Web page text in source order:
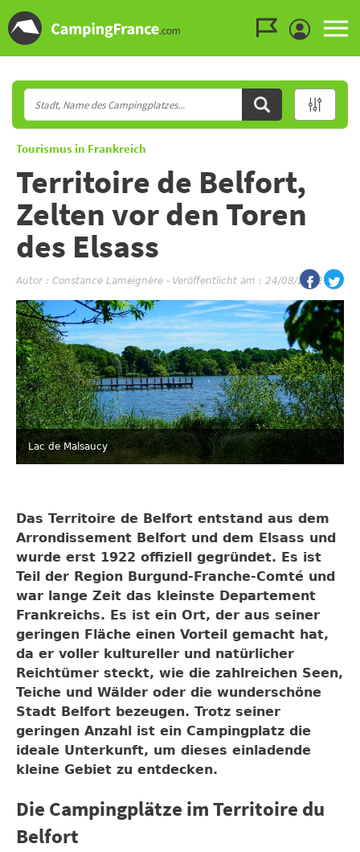
Tourismus in Frankreich
Territoire de Belfort,
Zelten vor den Toren
des Elsass
Autor : Constance Lameignère - Veröffentlicht am : 24/08/2022
Lac de Malsaucy
Das Territoire de Belfort entstand aus dem
Arrondissement Belfort und dem Elsass und
wurde erst 1922 offiziell gegründet. Es ist
Teil der Region Burgund-Franche-Comté und
war lange Zeit das kleinste Departement
Frankreichs. Es ist ein Ort, der aus seiner
geringen Fläche einen Vorteil gemacht hat,
da er voller kultureller und natürlicher
Reichtümer steckt, wie die zahlreichen Seen,
Teiche und Wälder oder die wunderschöne
Stadt Belfort bezeugen. Trotz seiner
geringen Anzahl ist ein Campingplatz die
ideale Unterkunft, um dieses einladende
kleine Gebiet zu entdecken.
Die Campingplätze im Territoire du
Belfort